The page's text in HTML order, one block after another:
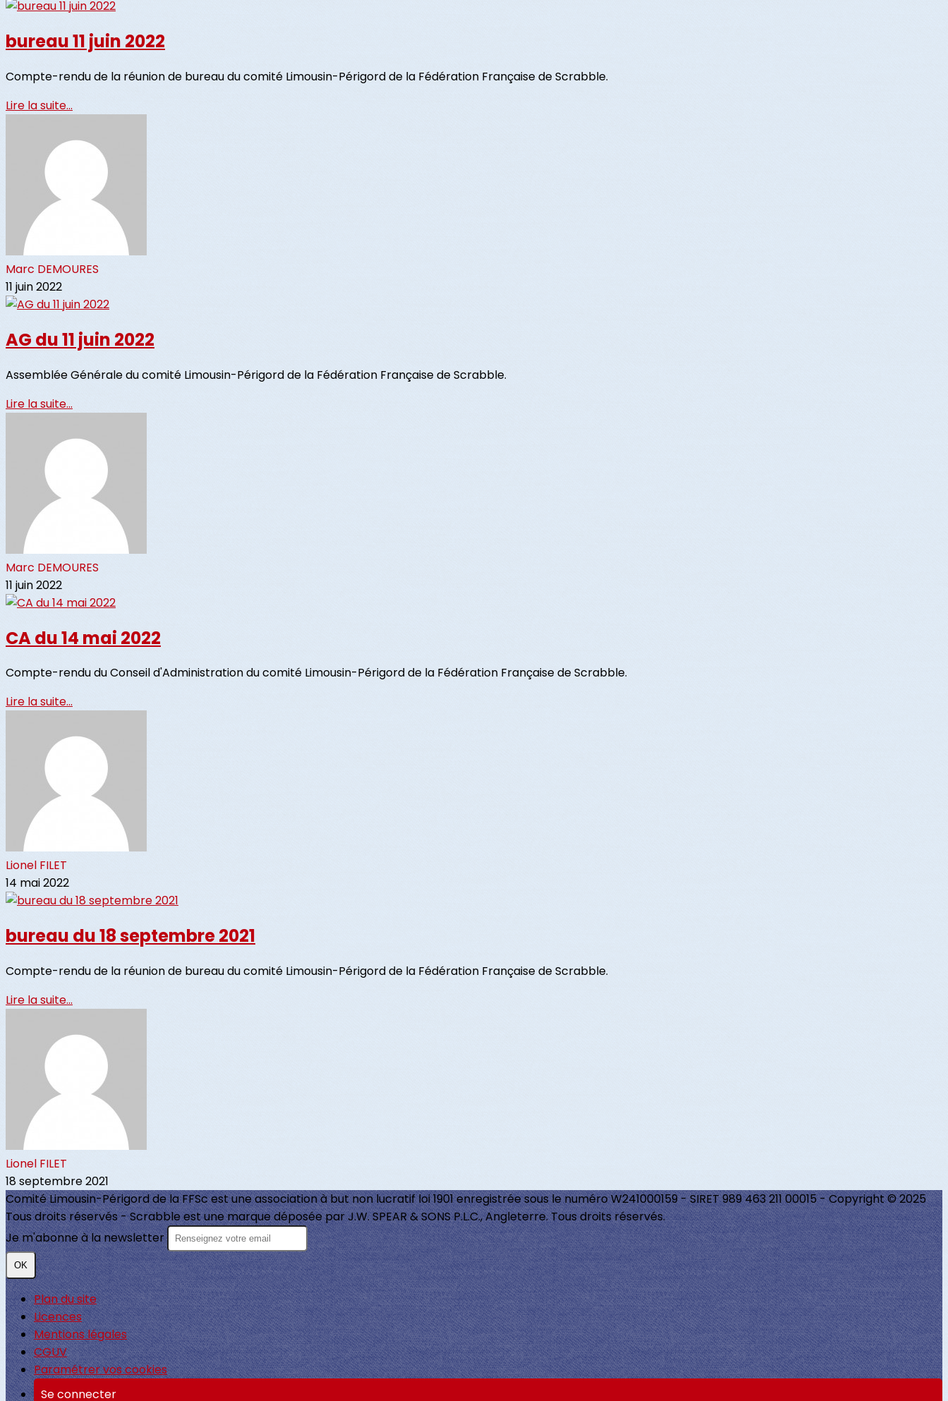
bureau 11 juin 2022
Compte-rendu de la réunion de bureau du comité Limousin-Périgord de la Fédération Française de Scrabble.
Lire la suite...
Marc DEMOURES
11 juin 2022
AG du 11 juin 2022
Assemblée Générale du comité Limousin-Périgord de la Fédération Française de Scrabble.
Lire la suite...
Marc DEMOURES
11 juin 2022
CA du 14 mai 2022
Compte-rendu du Conseil d'Administration du comité Limousin-Périgord de la Fédération Française de Scrabble.
Lire la suite...
Lionel FILET
14 mai 2022
bureau du 18 septembre 2021
Compte-rendu de la réunion de bureau du comité Limousin-Périgord de la Fédération Française de Scrabble.
Lire la suite...
Lionel FILET
18 septembre 2021
Comité Limousin-Périgord de la FFSc est une association à but non lucratif loi 1901 enregistrée sous le numéro W241000159 - SIRET 989 463 211 00015 - Copyright © 2025
Tous droits réservés - Scrabble est une marque déposée par J.W. SPEAR & SONS P.L.C., Angleterre. Tous droits réservés.
Je m'abonne à la newsletter
OK
Plan du site
Licences
Mentions légales
CGUV
Paramétrer vos cookies
Se connecter